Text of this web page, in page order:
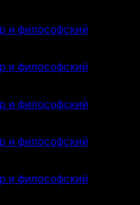
и философский
и философский
и философский
и философский
и философский